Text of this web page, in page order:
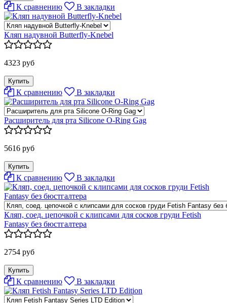
К сравнению В закладки
Кляп надувной Butterfly-Knebel
4323 руб
К сравнению В закладки
Расширитель для рта Silicone O-Ring Gag
5616 руб
К сравнению В закладки
Кляп, соед. цепочкой с клипсами для сосков груди Fetish
Fantasy без бюстгалтера
2754 руб
К сравнению В закладки